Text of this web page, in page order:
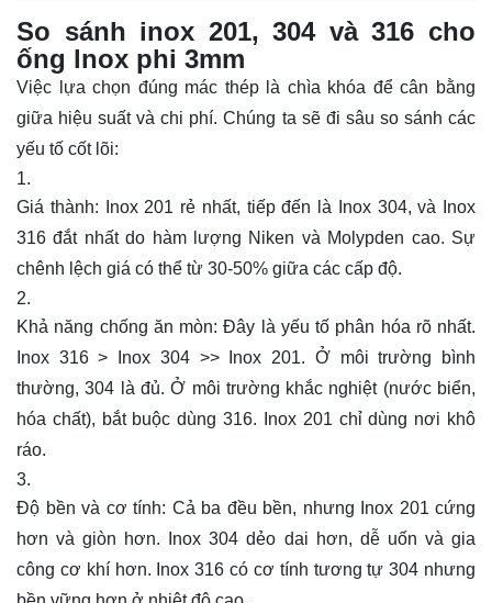
So sánh inox 201, 304 và 316 cho
ống lnox phi 3mm
Việc lựa chọn đúng mác thép là chìa khóa để cân bằng
giữa hiệu suất và chi phí. Chúng ta sẽ đi sâu so sánh các
yếu tố cốt lõi:
Giá thành: Inox 201 rẻ nhất, tiếp đến là Inox 304, và Inox
316 đắt nhất do hàm lượng Niken và Molypden cao. Sự
chênh lệch giá có thể từ 30-50% giữa các cấp độ.
Khả năng chống ăn mòn: Đây là yếu tố phân hóa rõ nhất.
Inox 316 > Inox 304 >> Inox 201. Ở môi trường bình
thường, 304 là đủ. Ở môi trường khắc nghiệt (nước biển,
hóa chất), bắt buộc dùng 316. Inox 201 chỉ dùng nơi khô
ráo.
Độ bền và cơ tính: Cả ba đều bền, nhưng Inox 201 cứng
hơn và giòn hơn. Inox 304 dẻo dai hơn, dễ uốn và gia
công cơ khí hơn. Inox 316 có cơ tính tương tự 304 nhưng